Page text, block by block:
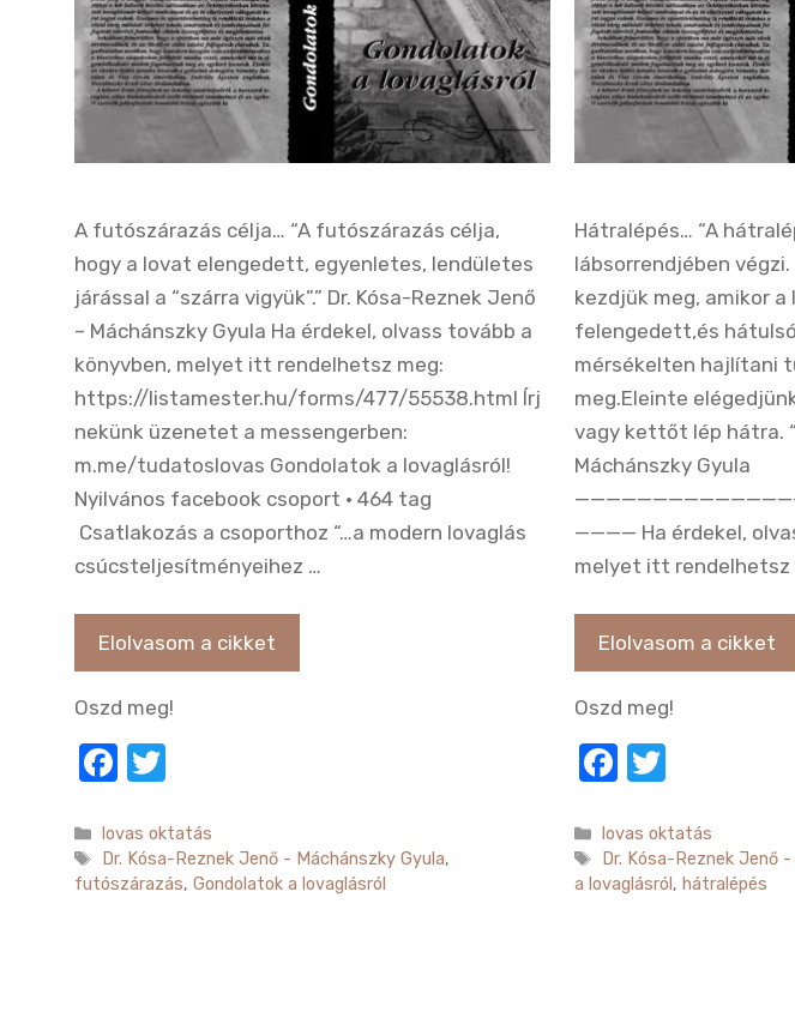
A futószárazás célja… “A futószárazás célja,
hogy a lovat elengedett, egyenletes, lendületes
járással a “szárra vigyük”.” Dr. Kósa-Reznek Jenő
– Máchánszky Gyula Ha érdekel, olvass tovább a
könyvben, melyet itt rendelhetsz meg:
https://listamester.hu/forms/477/55538.html Írj
nekünk üzenetet a messengerben:
m.me/tudatoslovas Gondolatok a lovaglásról!
Nyilvános facebook csoport · 464 tag
Csatlakozás a csoporthoz “…a modern lovaglás
csúcsteljesítményeihez …
Elolvasom a cikket
Oszd meg!
F
c
e
it
te
Kategória
lovas oktatás
Címkék
Dr. Kósa-Reznek Jenő - Máchánszky Gyula,
futószárazás, Gondolatok a lovaglásról
Hátralépés… “A
lábsorrendjében
kezdjük meg, amikor
felengedett,és
mérsékelten hajlítani
meg.Eleinte
vagy kettőt lép hátra.
Máchánszky Gyula
———— Ha érdekel,
melyet itt rendelhetsz
Elolvasom a cikket
Oszd meg!
F
c
e
it
te
Kategória
lovas oktatás
Címkék
Dr. Kósa-Reznek Jenő
a lovaglásról , hátralépés